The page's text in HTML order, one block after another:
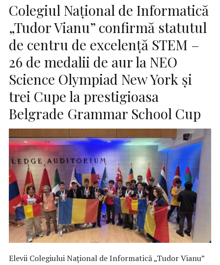
Colegiul Național de Informatică
„Tudor Vianu” confirmă statutul
de centru de excelență STEM –
26 de medalii de aur la NEO
Science Olympiad New York și
trei Cupe la prestigioasa
Belgrade Grammar School Cup
Elevii Colegiului Național de Informatică „Tudor Vianu”